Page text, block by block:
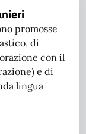
promosse
di
con il
e di
lingua